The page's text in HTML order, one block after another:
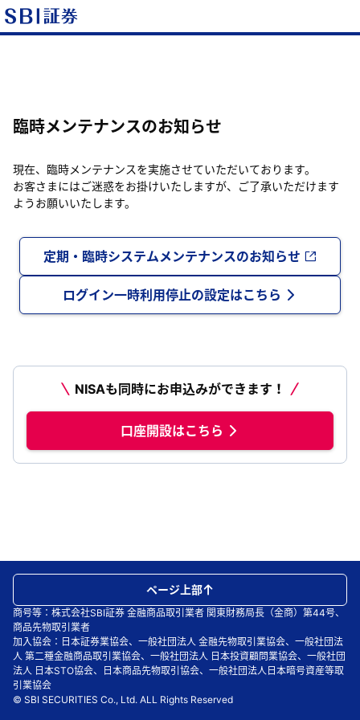
臨時メンテナンスのお知らせ
現在、臨時メンテナンスを実施させていただいております。
お客さまにはご迷惑をお掛けいたしますが、ご了承いただけます
ようお願いいたします。
定期・臨時システムメンテナンスのお知らせ
ログイン一時利用停止の設定はこちら
NISAも同時にお申込みができます！
口座開設はこちら
商号等：株式会社SBI証券 金融商品取引業者 関東財務局長（金商）第44号、
商品先物取引業者
加入協会：日本証券業協会、一般社団法人 金融先物取引業協会、一般社団法
人 第二種金融商品取引業協会、一般社団法人 日本投資顧問業協会、一般社団
法人 日本STO協会、日本商品先物取引協会、一般社団法人日本暗号資産等取
引業協会
© SBI SECURITIES Co., Ltd. ALL Rights Reserved
ページ上部